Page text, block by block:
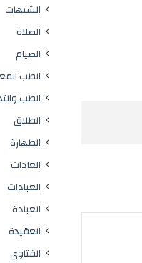
الشبهات
الصلاة
الصيام
الطب
الطب
الطلاق
الطهارة
العادات
العبادات
العبادة
العقيدة
الفتاوى